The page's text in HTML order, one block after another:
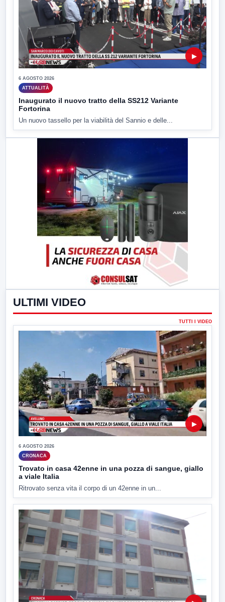
▶
6 AGOSTO 2026
ATTUALITÀ
Inaugurato il nuovo tratto della SS212 Variante
Fortorina
Un nuovo tassello per la viabilità del Sannio e delle...
ULTIMI VIDEO
TUTTI I VIDEO
▶
6 AGOSTO 2026
CRONACA
Trovato in casa 42enne in una pozza di sangue, giallo
a viale Italia
Ritrovato senza vita il corpo di un 42enne in un...